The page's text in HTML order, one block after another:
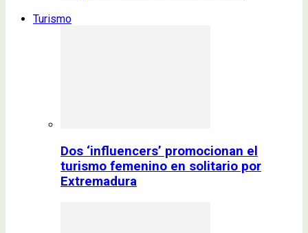
Turismo
Dos ‘influencers’ promocionan el
turismo femenino en solitario por
Extremadura